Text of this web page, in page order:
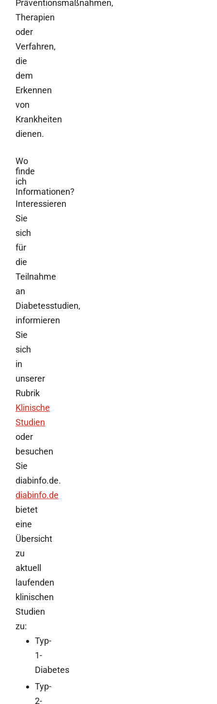
Präventionsmaßnahmen,
Therapien
oder
Verfahren,
die
dem
Erkennen
von
Krankheiten
dienen.
Wo
finde
ich
Informationen?
Interessieren
Sie
sich
für
die
Teilnahme
an
Diabetesstudien,
informieren
Sie
sich
in
unserer
Rubrik
Klinische
Studien
oder
besuchen
Sie
diabinfo.de.
diabinfo.de
bietet
eine
Übersicht
zu
aktuell
laufenden
klinischen
Studien
zu:
Typ-
1-
Diabetes
Typ-
2-